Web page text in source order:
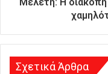
σ
Σχετικά Άρθρα